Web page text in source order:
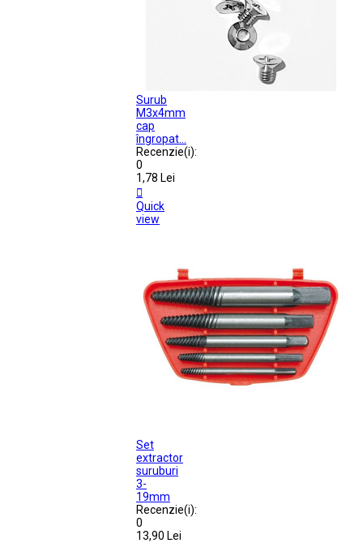
Surub
M3x4mm
cap
îngropat...
Recenzie(i):
0
1,78 Lei

Quick
view
Set
extractor
suruburi
3-
19mm
Recenzie(i):
0
13,90 Lei